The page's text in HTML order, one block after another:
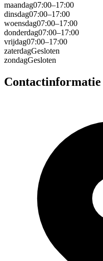
maandag07:00–17:00
dinsdag07:00–17:00
woensdag07:00–17:00
donderdag07:00–17:00
vrijdag07:00–17:00
zaterdagGesloten
zondagGesloten
Contactinformatie